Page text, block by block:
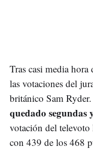
Tras casi media
las votaciones del
británico Sam Ryder.
quedado segundas
votación del
con 439 de los 468